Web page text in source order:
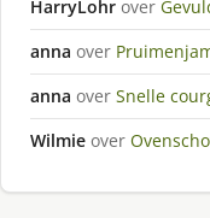
HarryLohr over
anna over
anna over Snelle
Wilmie over